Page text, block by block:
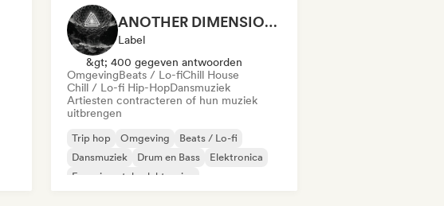
ANOTHER DIMENSION MUSIC
Label
&gt; 400 gegeven antwoorden
OmgevingBeats / Lo-fiChill House
Chill / Lo-fi Hip-HopDansmuziek
Artiesten contracteren of hun muziek
uitbrengen
Trip hop Omgeving
Beats / Lo-fi
Dansmuziek
Drum en Bass
Elektronica
Experimentele elektronica